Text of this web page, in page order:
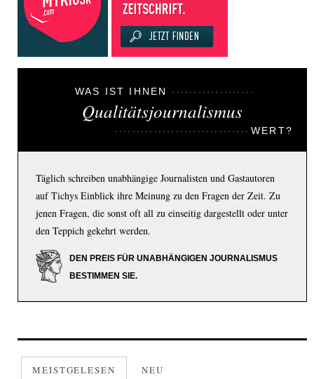
WAS IST IHNEN
Qualitätsjournalismus
WERT?
Täglich schreiben unabhängige Journalisten und Gastautoren
auf Tichys Einblick ihre Meinung zu den Fragen der Zeit. Zu
jenen Fragen, die sonst oft all zu einseitig dargestellt oder unter
den Teppich gekehrt werden.
DEN PREIS FÜR UNABHÄNGIGEN JOURNALISMUS
BESTIMMEN SIE.
MEISTGELESEN NEU